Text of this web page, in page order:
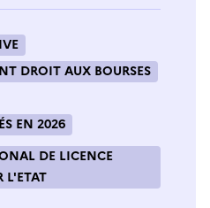
DROIT AUX BOURSES
EN 2026
DE LICENCE
L'ETAT